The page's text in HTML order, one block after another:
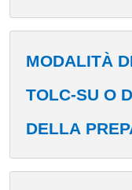
MODALITÀ
TOLC-SU O
DELLA